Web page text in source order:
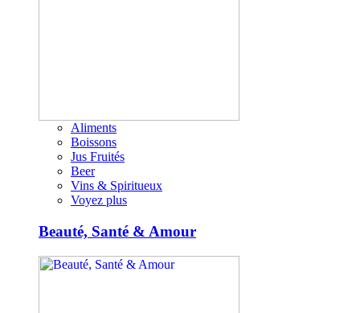
Aliments
Boissons
Jus Fruités
Beer
Vins & Spiritueux
Voyez plus
Beauté, Santé & Amour